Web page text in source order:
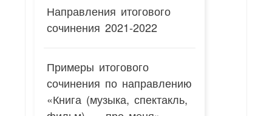
Направления итогового
сочинения 2021-2022
Примеры итогового
сочинения по направлению
«Книга (музыка, спектакль,